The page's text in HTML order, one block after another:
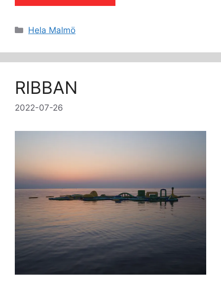
Kategorier
Hela Malmö
RIBBAN
2022-07-26